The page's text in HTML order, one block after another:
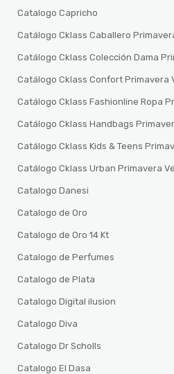
Catalogo Capricho
Catálogo Cklass Caballero
Catálogo Cklass Colección Dama
Catálogo Cklass Confort Primavera
Catálogo Cklass Fashionline Ropa
Catálogo Cklass Handbags
Catálogo Cklass Kids & Teens
Catálogo Cklass Urban Primavera
Catalogo Danesi
Catalogo de Oro
Catalogo de Oro 14 Kt
Catalogo de Perfumes
Catalogo de Plata
Catalogo Digital ilusion
Catalogo Diva
Catalogo Dr Scholls
Catalogo El Dasa